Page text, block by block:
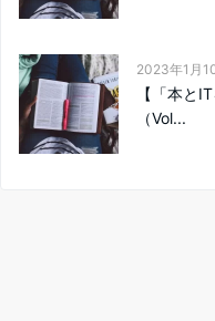
2023年1月
【「本と
（Vol...